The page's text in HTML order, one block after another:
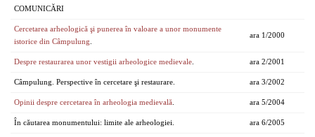
COMUNICĂRI
Cercetarea arheologică şi punerea în valoare a unor monumente
istorice din Câmpulung.
ara 1/2000
Despre restaurarea unor vestigii arheologice medievale. ara 2/2001
Câmpulung. Perspective în cercetare şi restaurare. ara 3/2002
Opinii despre cercetarea în arheologia medievală. ara 5/2004
În căutarea monumentului: limite ale arheologiei. ara 6/2005